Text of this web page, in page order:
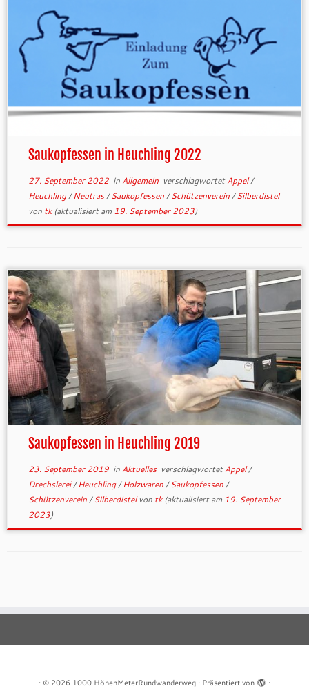
Saukopfessen in Heuchling 2022
27. September 2022in Allgemein verschlagwortetAppel/
Heuchling/Neutras/Saukopfessen/Schützenverein/Silberdistel
von tk(aktualisiert am 19. September 2023)
Saukopfessen in Heuchling 2019
23. September 2019in Aktuelles verschlagwortetAppel/
Drechslerei/Heuchling/Holzwaren/Saukopfessen/
Schützenverein/Silberdistelvon tk(aktualisiert am 19. September
2023)
· © 2026 1000 HöhenMeterRundwanderweg · Präsentiert von ·